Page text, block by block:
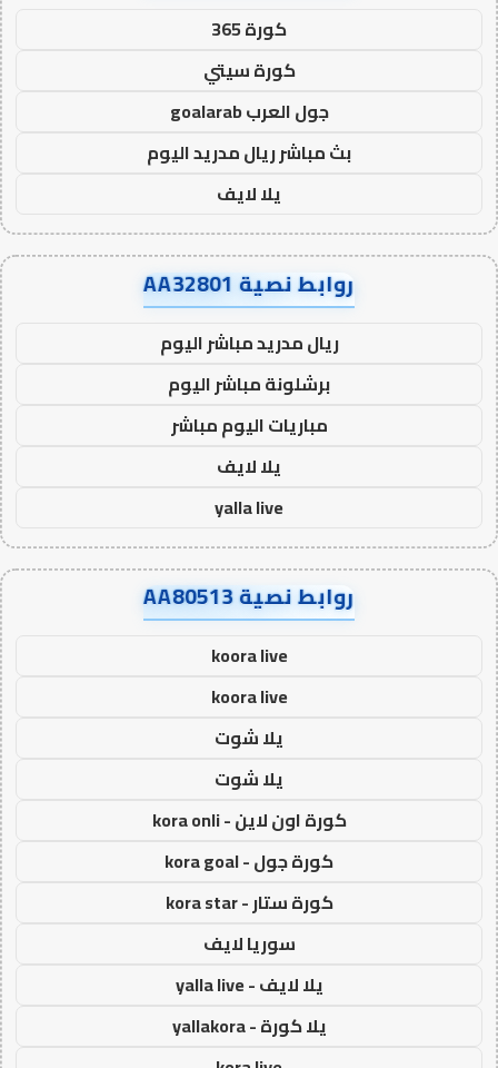
كورة 365
كورة سيتي
جول العرب goalarab
بث مباشر ريال مدريد اليوم
يلا لايف
روابط نصية AA32801
ريال مدريد مباشر اليوم
برشلونة مباشر اليوم
مباريات اليوم مباشر
يلا لايف
yalla live
روابط نصية AA80513
koora live
koora live
يلا شوت
يلا شوت
كورة اون لاين - kora onli
كورة جول - kora goal
كورة ستار - kora star
سوريا لايف
يلا لايف - yalla live
يلا كورة - yallakora